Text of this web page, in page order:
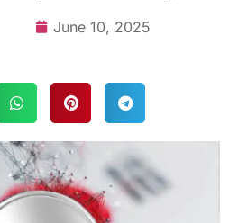
June 10, 2025